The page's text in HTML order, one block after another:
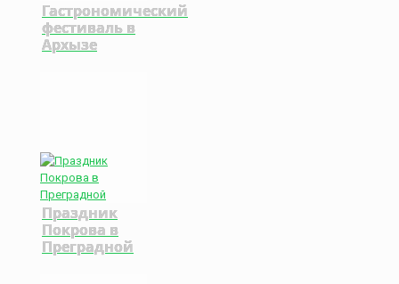
Гастрономический
фестиваль в
Архызе
Праздник
Покрова в
Преградной